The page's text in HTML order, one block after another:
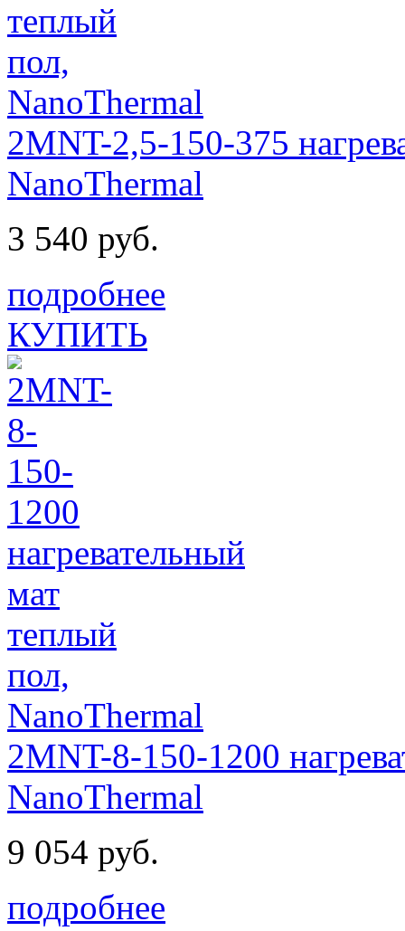
2MNT-2,5-150-375
NanoThermal
3 540 руб.
подробнее
КУПИТЬ
2MNT-8-150-1200
NanoThermal
9 054 руб.
подробнее